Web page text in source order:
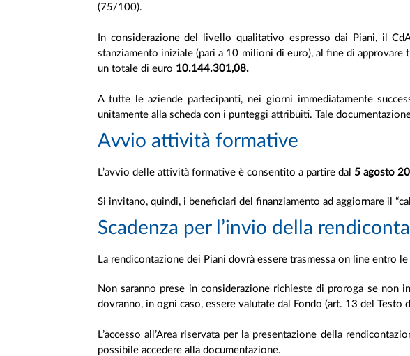
(75/100).
In considerazione del livello qualitativo espresso dai Piani, il
stanziamento iniziale (pari a 10 milioni di euro), al fine di approvare
un totale di euro 10.144.301,08.
A tutte le aziende partecipanti, nei giorni immediatamente
unitamente alla scheda con i punteggi attribuiti. Tale
Avvio attività formative
L’avvio delle attività formative è consentito a partire dal 5 agosto
Si invitano, quindi, i beneficiari del finanziamento ad aggiornare il
Scadenza per l’invio della
La rendicontazione dei Piani dovrà essere trasmessa on line entro
Non saranno prese in considerazione richieste di proroga se non
dovranno, in ogni caso, essere valutate dal Fondo (art. 13 del Testo
L’accesso all’Area riservata per la presentazione della
possibile accedere alla documentazione.